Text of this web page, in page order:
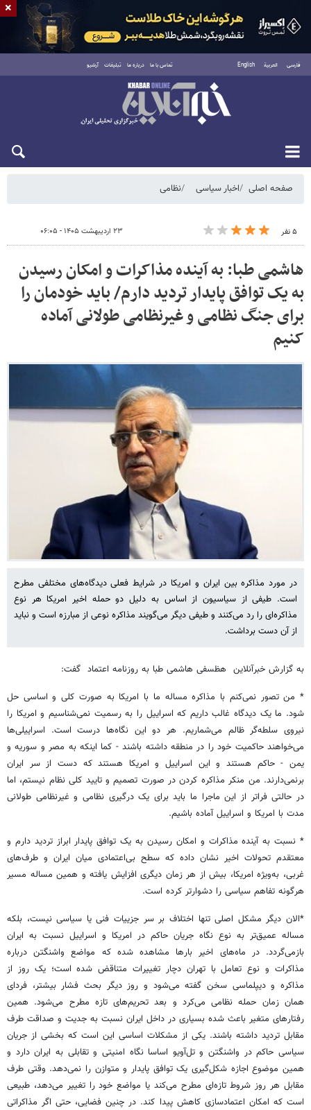
فارسی العربية English تماس با ما درباره ما تبلیغات آرشیو
شنبه ۱۷ مرداد ۱۴۰۵
صفحه اصلی اخبار سیاسی نظامی
۵ نفر ۲۳ اردیبهشت ۱۴۰۵ - ۰۶:۰۵
هاشمی طبا: به آینده مذاکرات و امکان رسیدن
به یک توافق پایدار تردید دارم/ باید خودمان را
برای جنگ نظامی و غیرنظامی طولانی آماده
کنیم
در مورد مذاکره بین ایران و امریکا در شرایط فعلی دیدگاه‌های مختلفی مطرح
است. طیفی از سیاسیون از اساس به دلیل دو حمله اخیر امریکا هر نوع
مذاکره‌ای را رد می‌کنند و طیفی دیگر می‌گویند مذاکره نوعی از مبارزه است و نباید
از آن دست برداشت.
به گزارش خبرآنلاین هظسفی هاشمی طبا به روزنامه اعتماد گفت:
* من تصور نمی‌کنم با مذاکره مساله ما با امریکا به صورت کلی و اساسی حل
شود. ما یک دیدگاه غالب داریم که اسراییل را به رسمیت نمی‌شناسیم و امریکا را
نیروی سلطه‌گر ظالم می‌شماریم. هر دو این نگاه‌ها درست است. اسراییلی‌ها
می‌خواهند حاکمیت خود را در منطقه داشته باشند - کما اینکه به مصر و سوریه و
یمن - حاکم هستند و این اسراییل و امریکا هستند که دست از سر ایران
برنمی‌دارند. من منکر مذاکره کردن در صورت تصمیم و تایید کلی نظام نیستم، اما
در حالتی فراتر از این ماجرا ما باید برای یک درگیری نظامی و غیرنظامی طولانی
مدت با امریکا و اسراییل آماده باشیم.
* نسبت به آینده مذاکرات و امکان رسیدن به یک توافق پایدار ابراز تردید دارم و
معتقدم تحولات اخیر نشان داده که سطح بی‌اعتمادی میان ایران و طرف‌های
غربی، به‌ویژه امریکا، بیش از هر زمان دیگری افزایش یافته و همین مساله مسیر
هرگونه تفاهم سیاسی را دشوارتر کرده است.
*الان دیگر مشکل اصلی تنها اختلاف بر سر جزییات فنی یا سیاسی نیست، بلکه
مساله عمیق‌تر به نوع نگاه جریان حاکم در امریکا و اسراییل نسبت به ایران
بازمی‌گردد. در ماه‌های اخیر بارها مشاهده شده که مواضع واشنگتن درباره
مذاکرات و نوع تعامل با تهران دچار تغییرات متناقض شده است؛ یک روز از
مذاکره و دیپلماسی سخن گفته می‌شود و روز دیگر بحث فشار بیشتر، فردای
همان زمان حمله نظامی می‌کرد و بعد تحریم‌های تازه مطرح می‌شود. همین
رفتارهای متغیر باعث شده بسیاری در داخل ایران نسبت به جدیت و صداقت طرف
مقابل تردید داشته باشند. یکی از مشکلات اساسی این است که بخشی از جریان
سیاسی حاکم در واشنگتن و تل‌آویو اساسا نگاه امنیتی و تقابلی به ایران دارد و
همین موضوع اجازه شکل‌گیری یک توافق پایدار و متوازن را نمی‌دهد. وقتی طرف
مقابل هر روز شروط تازه‌ای مطرح می‌کند یا مواضع خود را تغییر می‌دهد، طبیعی
است که امکان اعتمادسازی کاهش پیدا کند. در چنین فضایی، حتی اگر مذاکراتی
×